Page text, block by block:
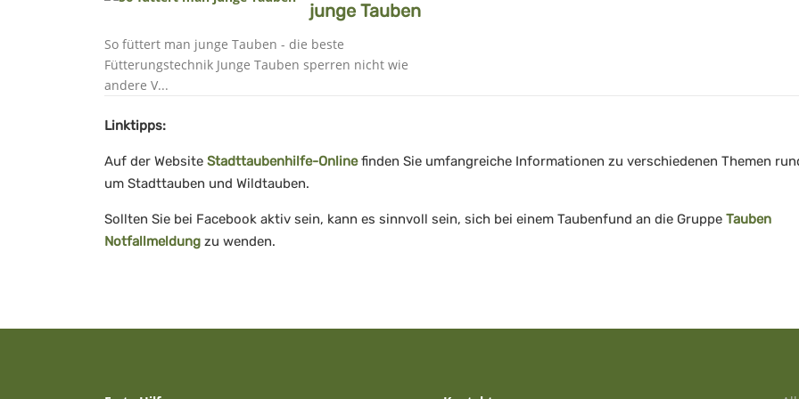
junge Tauben
So füttert man junge Tauben - die beste
Fütterungstechnik Junge Tauben sperren nicht wie
andere V...
Linktipps:
Auf der Website Stadttaubenhilfe-Onlinefinden Sie umfangreiche Informationen zu verschiedenen Themen
um Stadttauben und Wildtauben.
Sollten Sie bei Facebook aktiv sein, kann es sinnvoll sein, sich bei einem Taubenfund an die Gruppe Tauben
Notfallmeldung zu wenden.